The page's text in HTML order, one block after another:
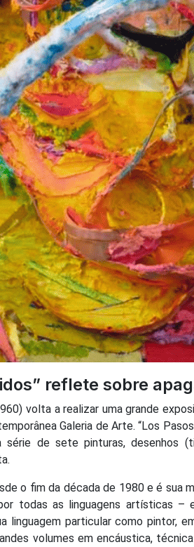
reflete sobre
volta a realizar uma grande
Galeria de Arte. “Los
série de sete pinturas, desenhos
o fim da década de 1980 e é sua
todas as linguagens artísticas –
linguagem particular como pintor,
volumes em encáustica,